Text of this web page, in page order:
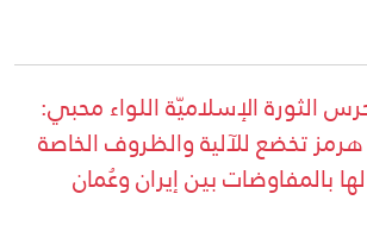
الثورة الإسلاميّة اللواء محبي:
تخضع للآلية والظروف الخاصة
لها بالمفاوضات بين إيران وعُمان